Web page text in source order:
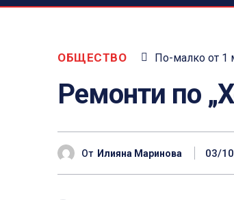
ОБЩЕСТВО По-малко от 1
Ремонти по
От Илияна Маринова 03/